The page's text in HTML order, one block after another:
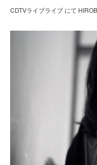
CDTVライブライブ にて